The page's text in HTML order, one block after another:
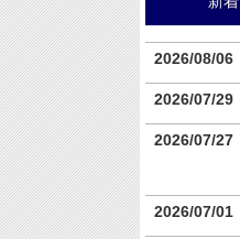
2026/08/06
2026/07/29
2026/07/27
2026/07/01